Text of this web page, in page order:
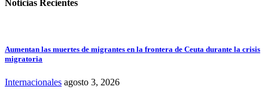
Noticias Recientes
Aumentan las muertes de migrantes en la frontera de Ceuta durante la crisis
migratoria
Internacionales agosto 3, 2026